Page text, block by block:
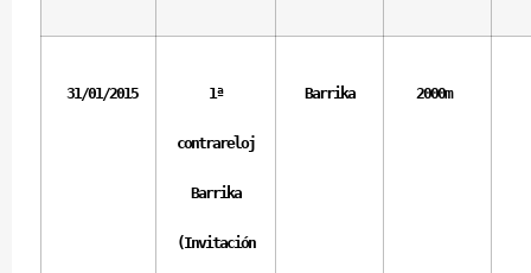
31/01/2015 1ª
contrareloj
Barrika
(Invitación
Barrika 2000m